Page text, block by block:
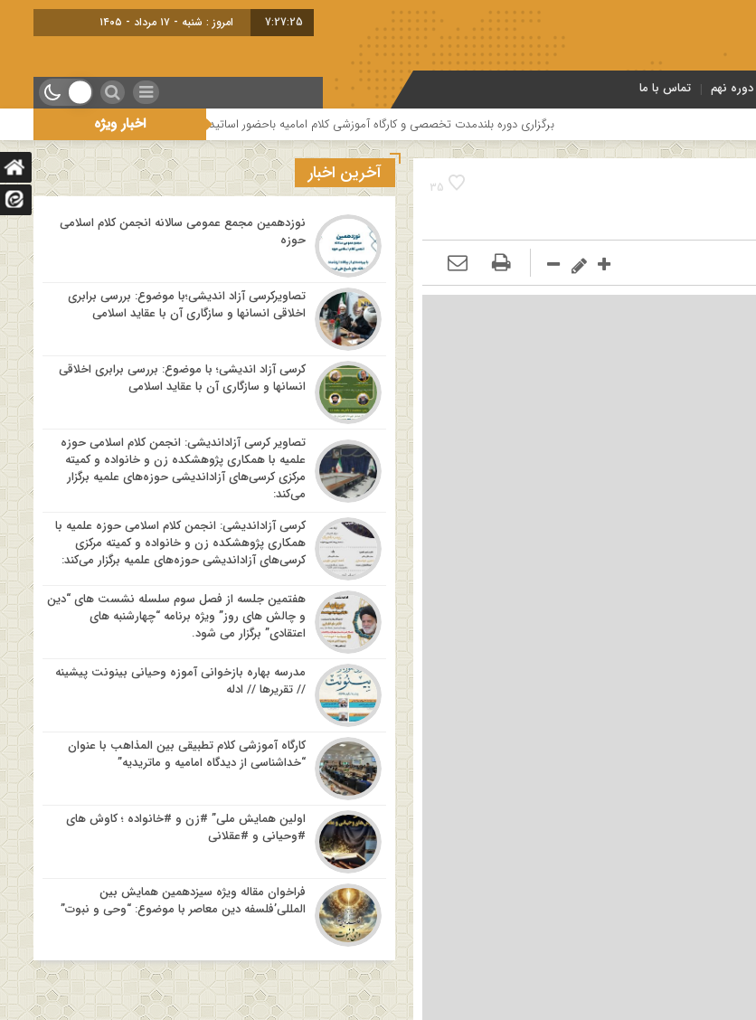
7:27:26 امروز : شنبه - ۱۷ مرداد - ۱۴۰۵
دوره نهم تماس با ما
اخبار ویژه
برگزاری دوره بلندمدت تخصصی و کارگاه آموزشی کلام امامیه باحضور اساتید درس خارج کلام و اساتید حوزه و دانشگاه
35
آخرین اخبار
نوزدهمین مجمع عمومی سالانه انجمن کلام اسلامی
حوزه
تصاویرکرسی آزاد اندیشی؛با موضوع: بررسی برابری
اخلاقی انسانها و سازگاری آن با عقاید اسلامی
کرسی آزاد اندیشی؛ با موضوع: بررسی برابری اخلاقی
انسانها و سازگاری آن با عقاید اسلامی
تصاویر کرسی آزاداندیشی: انجمن کلام اسلامی حوزه
علمیه با همکاری پژوهشکده زن و خانواده و کمیته
مرکزی کرسی‌های آزاداندیشی حوزه‌های علمیه برگزار
می‌کند:
کرسی آزاداندیشی: انجمن کلام اسلامی حوزه علمیه با
همکاری پژوهشکده زن و خانواده و کمیته مرکزی
کرسی‌های آزاداندیشی حوزه‌های علمیه برگزار می‌کند:
هفتمین جلسه از فصل سوم سلسله نشست های “دین
و چالش های روز” ویژه برنامه “چهارشنبه های
اعتقادی” برگزار می شود.
مدرسه بهاره بازخوانی آموزه وحیانی بینونت پیشینه
// تقریرها // ادله
کارگاه آموزشی کلام تطبیقی بین المذاهب با عنوان
“خداشناسی از دیدگاه امامیه و ماتریدیه”
اولین همایش ملی” #زن و #خانواده ؛ کاوش های
#وحیانی و #عقلانی
فراخوان مقاله ویژه سیزدهمین همایش بین
المللی’فلسفه دین معاصر با موضوع: “وحی و نبوت”